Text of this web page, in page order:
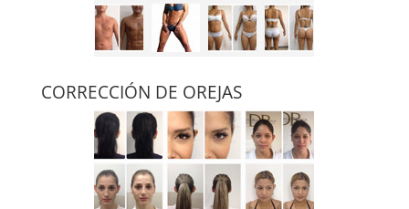
CORRECCIÓN DE OREJAS